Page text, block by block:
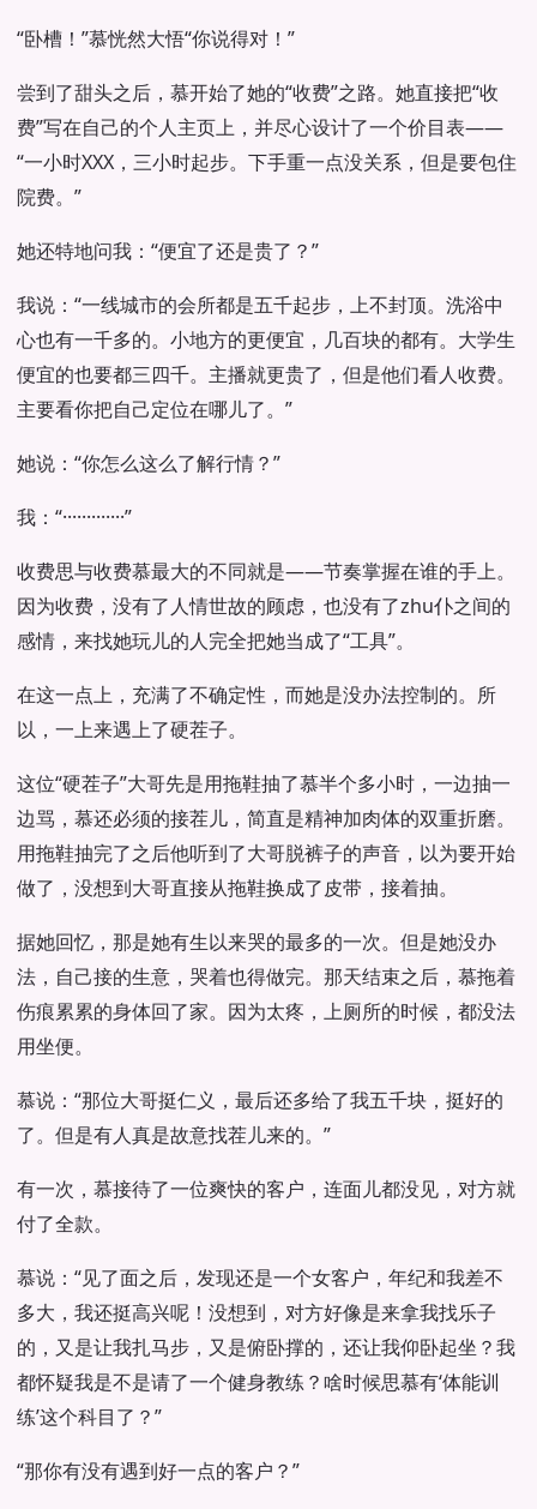
“卧槽！”慕恍然大悟“你说得对！”
尝到了甜头之后，慕开始了她的“收费”之路。她直接把“收
费”写在自己的个人主页上，并尽心设计了一个价目表——
“一小时XXX，三小时起步。下手重一点没关系，但是要包住
院费。”
她还特地问我：“便宜了还是贵了？”
我说：“一线城市的会所都是五千起步，上不封顶。洗浴中
心也有一千多的。小地方的更便宜，几百块的都有。大学生
便宜的也要都三四千。主播就更贵了，但是他们看人收费。
主要看你把自己定位在哪儿了。”
她说：“你怎么这么了解行情？”
我：“·············”
收费思与收费慕最大的不同就是——节奏掌握在谁的手上。
因为收费，没有了人情世故的顾虑，也没有了zhu仆之间的
感情，来找她玩儿的人完全把她当成了“工具”。
在这一点上，充满了不确定性，而她是没办法控制的。所
以，一上来遇上了硬茬子。
这位“硬茬子”大哥先是用拖鞋抽了慕半个多小时，一边抽一
边骂，慕还必须的接茬儿，简直是精神加肉体的双重折磨。
用拖鞋抽完了之后他听到了大哥脱裤子的声音，以为要开始
做了，没想到大哥直接从拖鞋换成了皮带，接着抽。
据她回忆，那是她有生以来哭的最多的一次。但是她没办
法，自己接的生意，哭着也得做完。那天结束之后，慕拖着
伤痕累累的身体回了家。因为太疼，上厕所的时候，都没法
用坐便。
慕说：“那位大哥挺仁义，最后还多给了我五千块，挺好的
了。但是有人真是故意找茬儿来的。”
有一次，慕接待了一位爽快的客户，连面儿都没见，对方就
付了全款。
慕说：“见了面之后，发现还是一个女客户，年纪和我差不
多大，我还挺高兴呢！没想到，对方好像是来拿我找乐子
的，又是让我扎马步，又是俯卧撑的，还让我仰卧起坐？我
都怀疑我是不是请了一个健身教练？啥时候思慕有‘体能训
练’这个科目了？”
“那你有没有遇到好一点的客户？”